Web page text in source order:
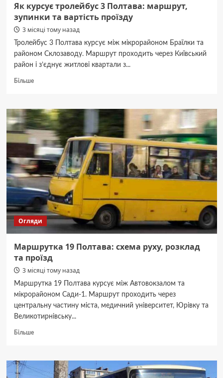
Як курсує тролейбус 3 Полтава: маршрут,
зупинки та вартість проїзду
3 місяці тому назад
Тролейбус 3 Полтава курсує між мікрорайоном Браїлки та
районом Склозаводу. Маршрут проходить через Київський
район і з’єднує житлові квартали з...
БільшеДокладніше
курсує
тролейбус
3
Полтава:
маршрут,
зупинки
та
вартість
проїзду
Огляди
Маршрутка 19 Полтава: схема руху, розклад
та проїзд
3 місяці тому назад
Маршрутка 19 Полтава курсує між Автовокзалом та
мікрорайоном Сади-1. Маршрут проходить через
центральну частину міста, медичний університет, Юрівку та
Великотирнівську...
БільшеДокладніше
19
Полтава: